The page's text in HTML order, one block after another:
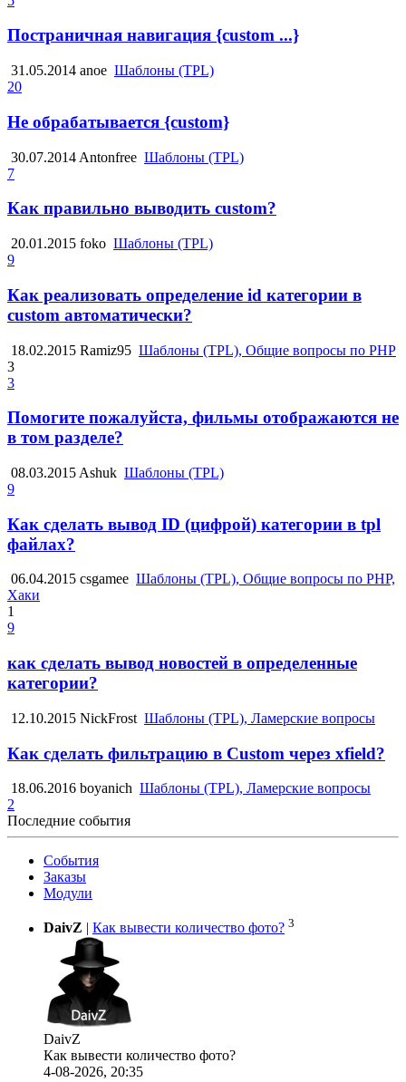
Постраничная навигация {custom ...}
31.05.2014 anoe Шаблоны (TPL)
20
Не обрабатывается {custom}
30.07.2014 Antonfree Шаблоны (TPL)
7
Как правильно выводить custom?
20.01.2015 foko Шаблоны (TPL)
9
Как реализовать определение id категории в
custom автоматически?
18.02.2015 Ramiz95 Шаблоны (TPL), Общие вопросы по PHP
3
3
Помогите пожалуйста, фильмы отображаются не
в том разделе?
08.03.2015 Ashuk Шаблоны (TPL)
9
Как сделать вывод ID (цифрой) категории в tpl
файлах?
06.04.2015 csgamee Шаблоны (TPL), Общие вопросы по PHP,
Хаки
1
9
как сделать вывод новостей в определенные
категории?
12.10.2015 NickFrost Шаблоны (TPL), Ламерские вопросы
Как сделать фильтрацию в Custom через xfield?
18.06.2016 boyanich Шаблоны (TPL), Ламерские вопросы
2
Последние события
События
Заказы
Модули
DaivZ Как вывести количество фото? 3
DaivZ
Как вывести количество фото?
4-08-2026, 20:35